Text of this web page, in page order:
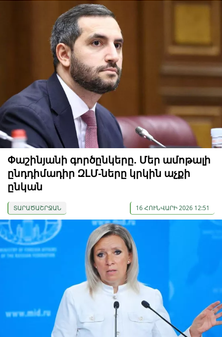
Փաշինյանի գործընկերը. Մեր ամոթալի
ընդդիմադիր ԶԼՄ-ները կրկին աչքի
ընկան
ՏԱՐԱԾԱՇՐՋԱՆ 16 ՀՈՒՆՎԱՐԻ 2026 12:51